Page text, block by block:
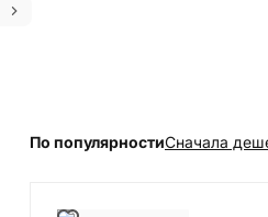
По популярностиCначала